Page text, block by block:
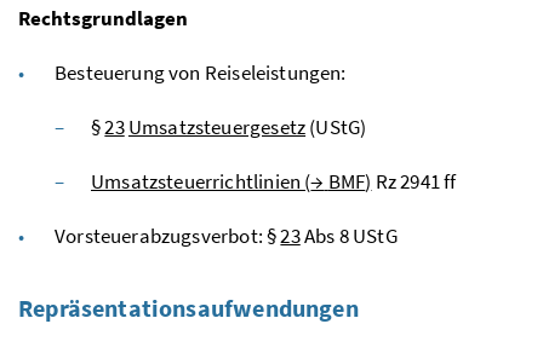
Rechtsgrundlagen
Besteuerung von Reiseleistungen:
§23Umsatzsteuergesetz(UStG)
Umsatzsteuerrichtlinien (→ BMF) Rz2941ff
Vorsteuerabzugsverbot: §23Abs8UStG
Repräsentationsaufwendungen